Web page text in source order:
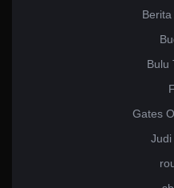
Bulu
Gates
Judi